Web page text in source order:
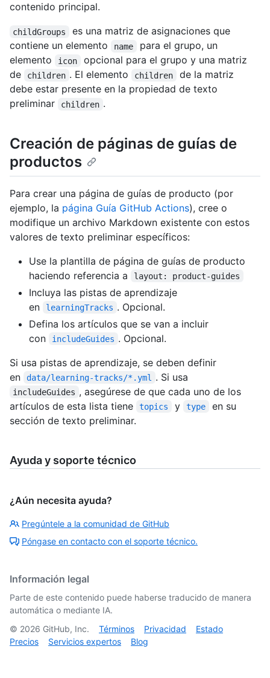
contenido principal.
childGroups
es una matriz de asignaciones que
contiene un elemento
name
para el grupo, un
elemento
icon
opcional para el grupo y una matriz
de
children . El elemento children
de la matriz
debe estar presente en la propiedad de texto
preliminar
children .
Creación de páginas de guías de
productos
Para crear una página de guías de producto (por
ejemplo, la página Guía GitHub Actions), cree o
modifique un archivo Markdown existente con estos
valores de texto preliminar específicos:
Use la plantilla de página de guías de producto
haciendo referencia a
layout: product-guides
Incluya las pistas de aprendizaje
en
learningTracks . Opcional.
Defina los artículos que se van a incluir
con
includeGuides . Opcional.
Si usa pistas de aprendizaje, se deben definir
en
data/learning-tracks/*.yml . Si usa
includeGuides , asegúrese de que cada uno de los
artículos de esta lista tiene
topics y type
en su
sección de texto preliminar.
Ayuda y soporte técnico
¿Aún necesita ayuda?
Pregúntele a la comunidad de GitHub
Póngase en contacto con el soporte técnico.
Información legal
Parte de este contenido puede haberse traducido de manera
automática o mediante IA.
© 2026 GitHub, Inc. Términos Privacidad
Estado
Precios
Servicios expertos Blog